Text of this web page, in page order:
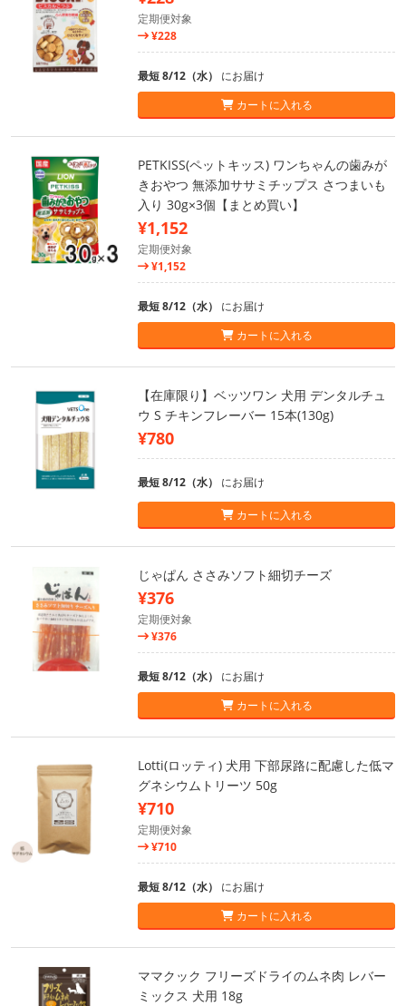
定期便対象
¥228
最短 8/12（水） にお届け
カートに入れる
PETKISS(ペットキッス) ワンちゃんの歯みが
きおやつ 無添加ササミチップス さつまいも
入り 30g×3個【まとめ買い】
¥1,152
定期便対象
¥1,152
最短 8/12（水） にお届け
カートに入れる
【在庫限り】ベッツワン 犬用 デンタルチュ
ウ S チキンフレーバー 15本(130g)
¥780
最短 8/12（水） にお届け
カートに入れる
じゃぱん ささみソフト細切チーズ
¥376
定期便対象
¥376
最短 8/12（水） にお届け
カートに入れる
Lotti(ロッティ) 犬用 下部尿路に配慮した低マ
グネシウムトリーツ 50g
¥710
定期便対象
¥710
最短 8/12（水） にお届け
カートに入れる
ママクック フリーズドライのムネ肉 レバー
ミックス 犬用 18g